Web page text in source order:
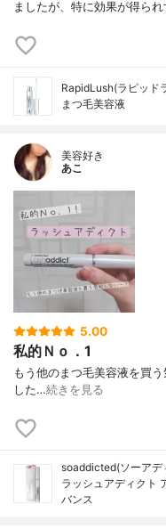
ましたが、特に効果が得ら
RapidLush(ラピッド
まつ毛美容液
美容好き
あこ
5.00
私的Ｎｏ．1
もう他のまつ毛美容液を買
した…続きを見る
soaddicted(ソーアデ
ラッシュアディクト
バンス